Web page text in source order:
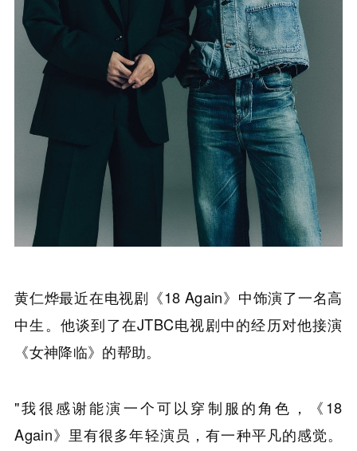
黄仁烨最近在电视剧《18 Again》中饰演了一名高
中生。他谈到了在JTBC电视剧中的经历对他接演
《女神降临》的帮助。
"我很感谢能演一个可以穿制服的角色，《18
Again》里有很多年轻演员，有一种平凡的感觉。